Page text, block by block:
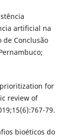
artificial na
de Conclusão
prioritization for
review of
79.
bioéticos do